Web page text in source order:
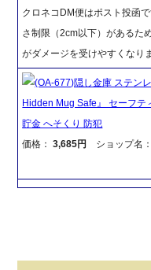
クロネコDM便はポスト投函
さ制限（2cm以下）があるた
がダメージを受けやすくなり
(OA-677)隠し金庫 ステン
Hidden Mug Safe』 セーフテ
貯金 へそくり 防犯
価格：3,685円 ショップ名